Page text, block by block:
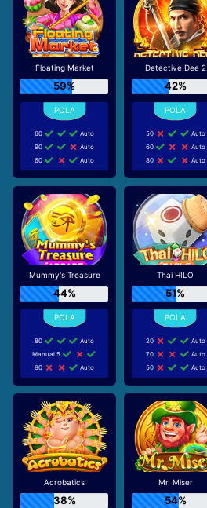
Floating Market
59%
60
Auto
90
Auto
60
Auto
Detective Dee 2
42%
50
Auto
60
Auto
80
Auto
Mummy's Treasure
44%
80
Auto
Manual 5
80
Auto
Thai HILO
51%
20
Auto
70
Auto
50
Auto
Acrobatics
38%
Mr. Miser
54%